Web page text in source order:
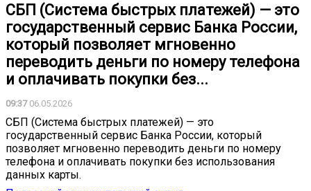
СБП (Система быстрых платежей) — это
государственный сервис Банка России,
который позволяет мгновенно
переводить деньги по номеру телефона
и оплачивать покупки без...
09:3706.05.2026
СБП (Система быстрых платежей) — это
государственный сервис Банка России, который
позволяет мгновенно переводить деньги по номеру
телефона и оплачивать покупки без использования
данных карты.